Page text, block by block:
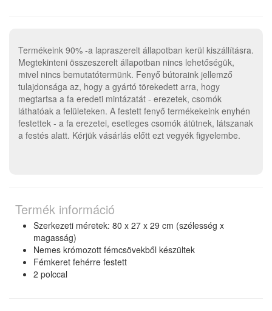
Termékeink 90% -a lapraszerelt állapotban kerül kiszállításra.
Megtekinteni összeszerelt állapotban nincs lehetőségük,
mivel nincs bemutatótermünk. Fenyő bútoraink jellemző
tulajdonsága az, hogy a gyártó törekedett arra, hogy
megtartsa a fa eredeti mintázatát - erezetek, csomók
láthatóak a felületeken. A festett fenyő termékekeink enyhén
festettek - a fa erezetei, esetleges csomók átütnek, látszanak
a festés alatt. Kérjük vásárlás előtt ezt vegyék figyelembe.
Termék információ
Szerkezeti méretek: 80 x 27 x 29 cm (szélesség x
magasság)
Nemes krómozott fémcsövekből készültek
Fémkeret fehérre festett
2 polccal